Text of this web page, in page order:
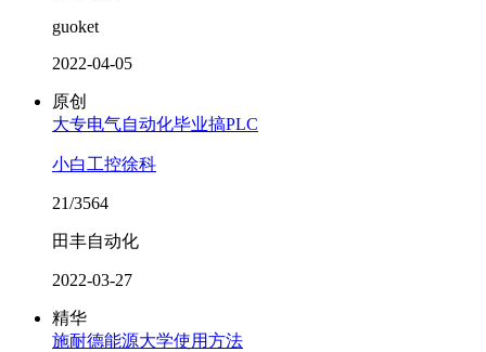
guoket
2022-04-05
原创
大专电气自动化毕业搞PLC
小白工控徐科
21/3564
田丰自动化
2022-03-27
精华
施耐德能源大学使用方法